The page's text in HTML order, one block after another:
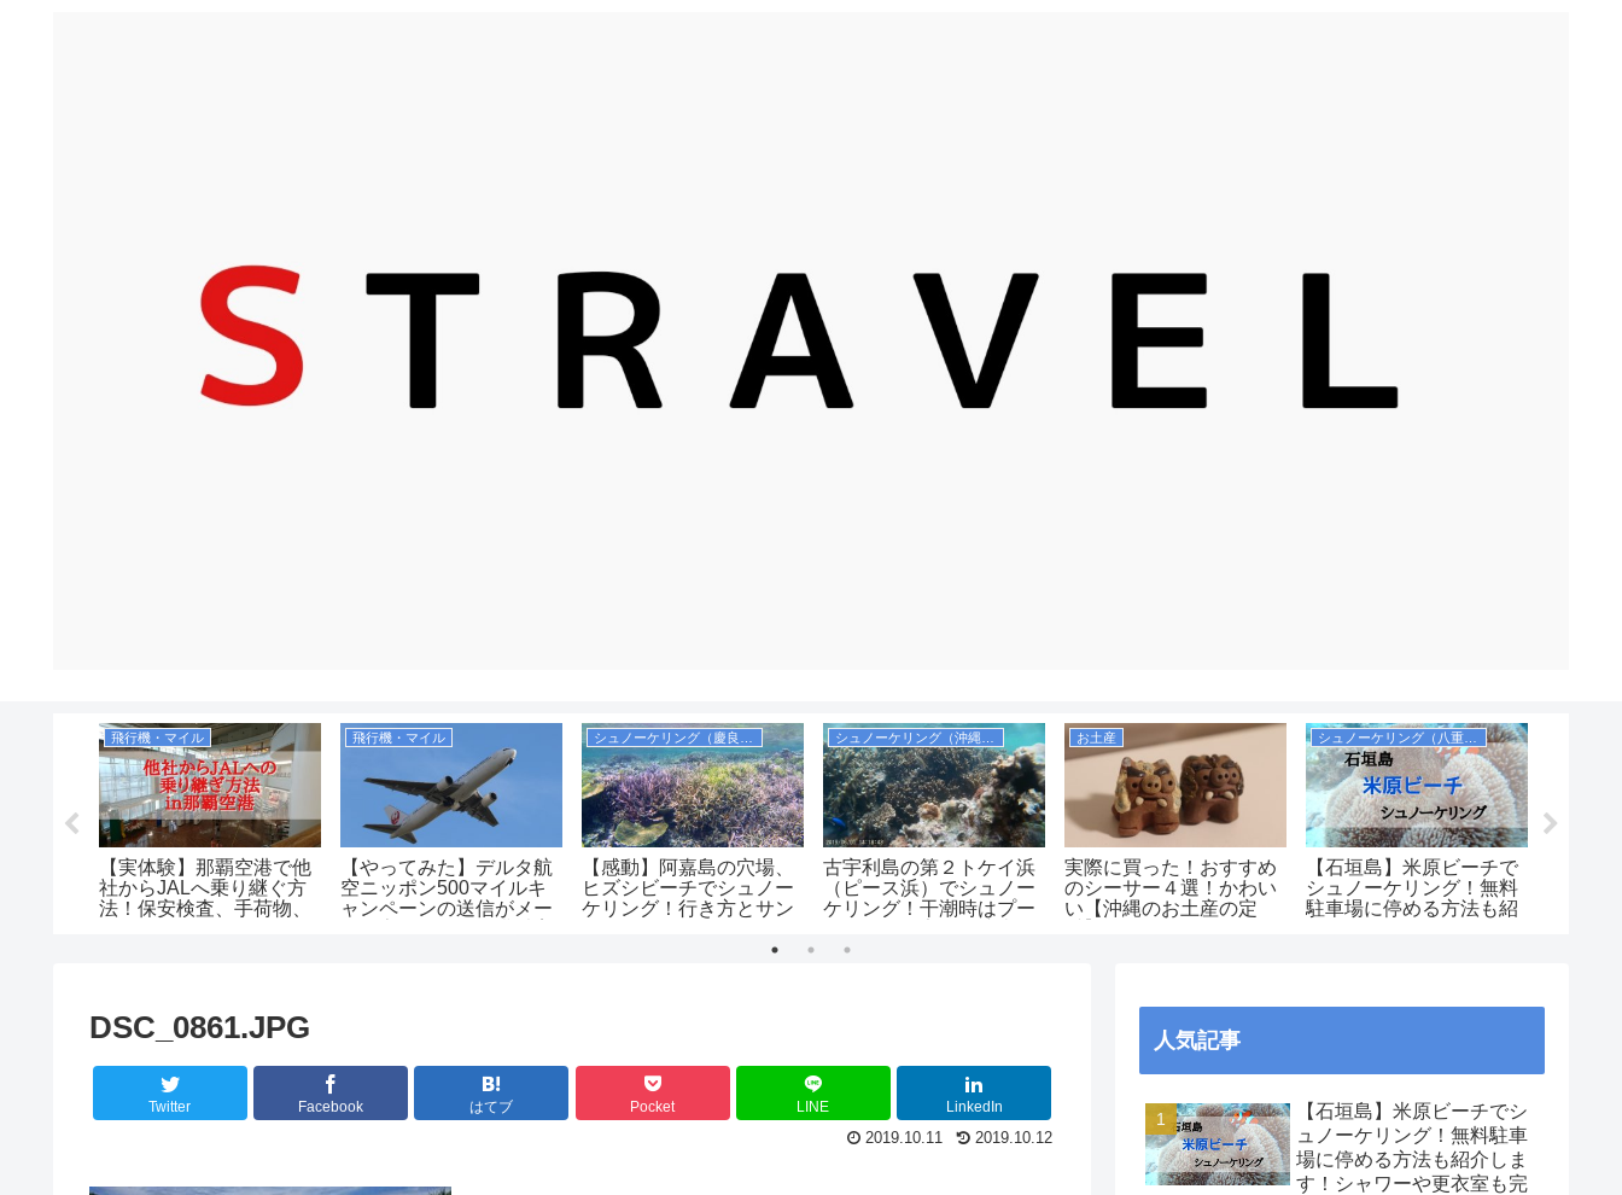
飛行機・マイル
【実体験】那覇空港で他
社からJALへ乗り継ぐ方
法！保安検査、手荷物、
飛行機・マイル
【やってみた】デルタ航
空ニッポン500マイルキ
ャンペーンの送信がメー
【感動】阿嘉島の穴場、
ヒズシビーチでシュノー
ケリング！行き方とサン
古宇利島の第２トケイ浜
（ピース浜）でシュノー
ケリング！干潮時はプー
は無料！
お土産
実際に買った！おすすめ
のシーサー４選！かわい
い【沖縄のお土産の定
シュノーケリング（八重山諸島）
【石垣島】米原ビーチで
シュノーケリング！無料
駐車場に停める方法も紹
DSC_0861.JPG
Twitter Facebook はてブ Pocket LINE
LinkedIn
2019.10.12
2019.10.11
人気記事
【石垣島】米原ビーチでシ
ュノーケリング！無料駐車
場に停める方法も紹介しま
す！シャワーや更衣室も完